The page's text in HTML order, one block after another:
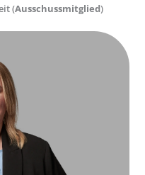
(Ausschussmitglied)